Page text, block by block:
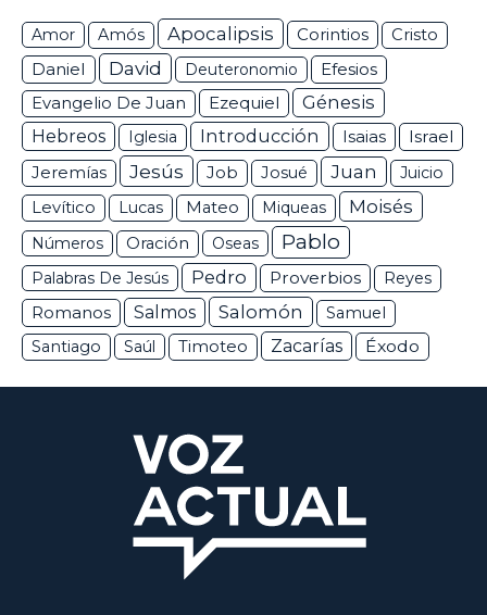
Amor Amós Apocalipsis Corintios Cristo
Daniel David Deuteronomio Efesios
Evangelio De Juan Ezequiel
Génesis
Hebreos
Iglesia Introducción Isaias Israel
Jeremías Jesús Job Josué Juan
Juicio
Levítico
Lucas Mateo Miqueas Moisés
Números Oración Oseas Pablo
Palabras De Jesús Pedro Proverbios Reyes
Romanos Salmos Salomón
Samuel
Santiago
Saúl Timoteo Zacarías Éxodo